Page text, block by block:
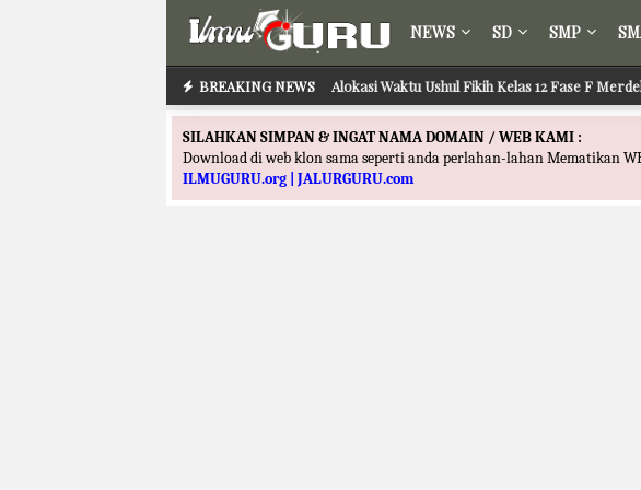
NEWS SD SMP
BREAKING NEWS Alokasi Waktu Ushul Fikih Kelas 12 Fase F
Alokasi Waktu Ilmu Tafsir Kelas 12 Fase F
SILAHKAN SIMPAN & INGAT NAMA DOMAIN / WEB KAMI :
Download di web klon sama seperti anda perlahan-lahan Mematikan
ILMUGURU.org | JALURGURU.com